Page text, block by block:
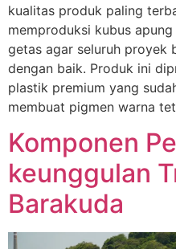
kualitas produk paling
memproduksi kubus
getas agar seluruh proyek
dengan baik. Produk ini
plastik premium yang
membuat pigmen warna
Komponen
keunggulan
Barakuda